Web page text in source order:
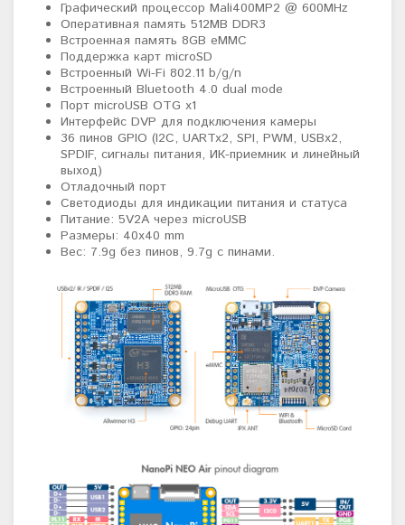
Графический процессор Mali400MP2 @ 600MHz
Оперативная память 512MB DDR3
Встроенная память 8GB eMMC
Поддержка карт microSD
Встроенный Wi-Fi 802.11 b/g/n
Встроенный Bluetooth 4.0 dual mode
Порт microUSB OTG x1
Интерфейс DVP для подключения камеры
36 пинов GPIO (I2C, UARTx2, SPI, PWM, USBx2,
SPDIF, сигналы питания, ИК-приемник и линейный
выход)
Отладочный порт
Светодиоды для индикации питания и статуса
Питание: 5V2A через microUSB
Размеры: 40х40 mm
Вес: 7.9g без пинов, 9.7g с пинами.